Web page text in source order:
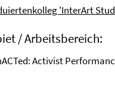
'InterArt
/ Arbeitsbereich:
Activist